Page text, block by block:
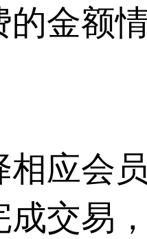
金额
应会
交易